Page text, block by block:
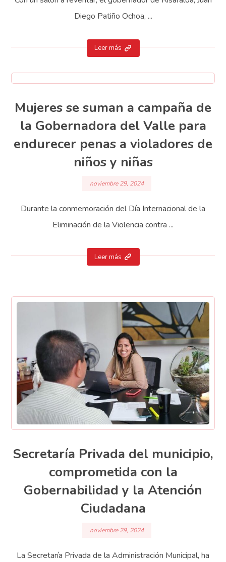
Diego Patiño Ochoa, ...
Leer más
Mujeres se suman a campaña de
la Gobernadora del Valle para
endurecer penas a violadores de
niños y niñas
noviembre 29, 2024
Durante la conmemoración del Día Internacional de la
Eliminación de la Violencia contra ...
Leer más
Secretaría Privada del municipio,
comprometida con la
Gobernabilidad y la Atención
Ciudadana
noviembre 29, 2024
La Secretaría Privada de la Administración Municipal, ha